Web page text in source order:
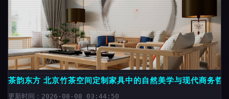
茶韵东方 北京竹茶空间定制家具中的自然美学与现代商务哲
更新时间：2026-08-08 03:44:50